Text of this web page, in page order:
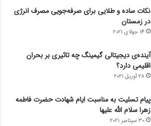
نکات ساده و طلایی برای صرفه‌جویی مصرف انرژی
در زمستان
14 جولای 2021
آینده‌ی دیجیتالی گیمینگ چه تاثیری بر بحران
اقلیمی دارد؟
28 آوریل 2021
پیام تسلیت به مناسبت ایام شهادت حضرت فاطمه
زهرا سلام الله علیها
30 سپتامبر 2021